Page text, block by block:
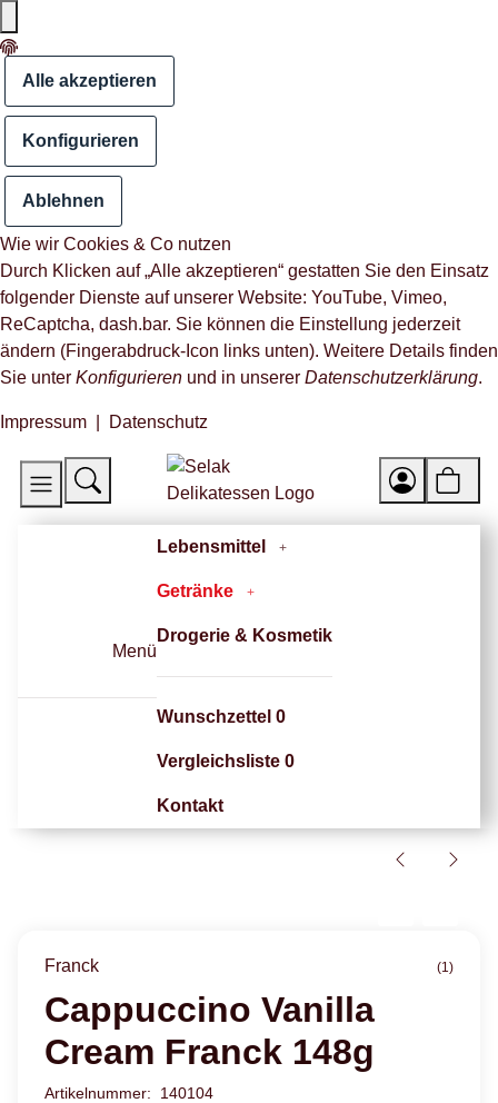
Alle akzeptieren
Konfigurieren
Ablehnen
Wie wir Cookies & Co nutzen
Durch Klicken auf „Alle akzeptieren“ gestatten Sie den Einsatz
folgender Dienste auf unserer Website: YouTube, Vimeo,
ReCaptcha, dash.bar. Sie können die Einstellung jederzeit
ändern (Fingerabdruck-Icon links unten). Weitere Details finden
Sie unter Konfigurieren und in unserer Datenschutzerklärung.
Impressum Datenschutz
Menü
Lebensmittel
Getränke
Drogerie & Kosmetik
Wunschzettel 0
Vergleichsliste 0
Kontakt
Franck (1)
Cappuccino Vanilla
Cream Franck 148g
Artikelnummer: 140104